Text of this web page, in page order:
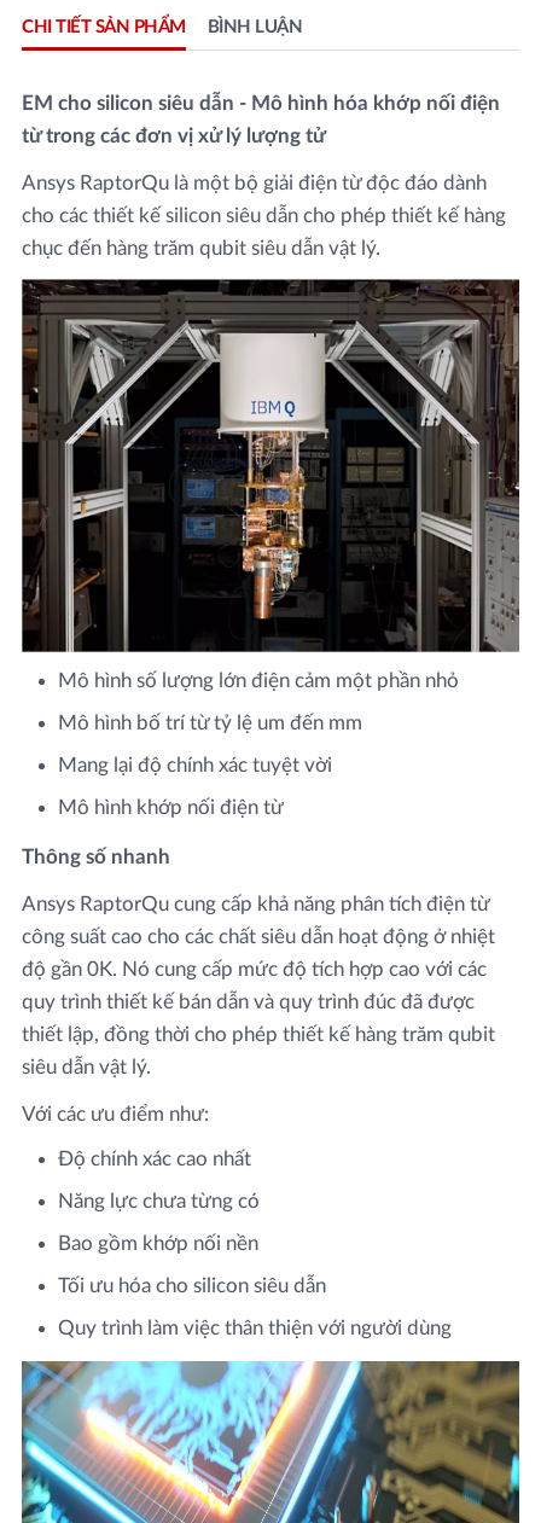
CHI TIẾT SẢN PHẨM BÌNH LUẬN
EM cho silicon siêu dẫn - Mô hình hóa khớp nối điện
từ trong các đơn vị xử lý lượng tử
Ansys RaptorQu là một bộ giải điện từ độc đáo dành
cho các thiết kế silicon siêu dẫn cho phép thiết kế hàng
chục đến hàng trăm qubit siêu dẫn vật lý.
Mô hình số lượng lớn điện cảm một phần nhỏ
Mô hình bố trí từ tỷ lệ um đến mm
Mang lại độ chính xác tuyệt vời
Mô hình khớp nối điện từ
Thông số nhanh
Ansys RaptorQu cung cấp khả năng phân tích điện từ
công suất cao cho các chất siêu dẫn hoạt động ở nhiệt
độ gần 0K. Nó cung cấp mức độ tích hợp cao với các
quy trình thiết kế bán dẫn và quy trình đúc đã được
thiết lập, đồng thời cho phép thiết kế hàng trăm qubit
siêu dẫn vật lý.
Với các ưu điểm như:
Độ chính xác cao nhất
Năng lực chưa từng có
Bao gồm khớp nối nền
Tối ưu hóa cho silicon siêu dẫn
Quy trình làm việc thân thiện với người dùng